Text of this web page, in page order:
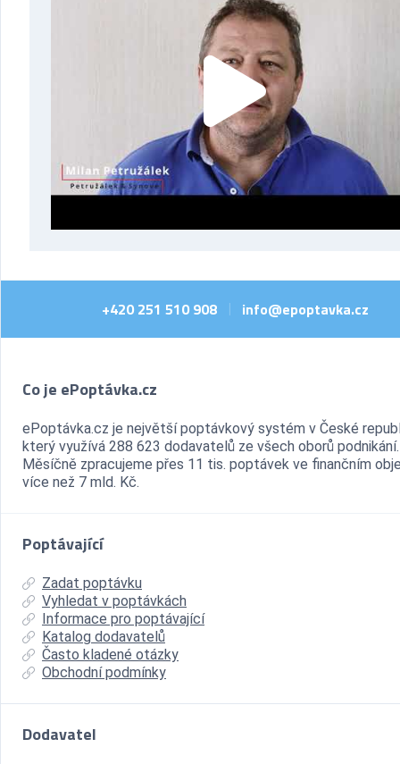
+420 251 510 908 info@epoptavka.cz
Co je ePoptávka.cz
ePoptávka.cz je největší poptávkový systém v České
který využívá 288 623 dodavatelů ze všech oborů podnikání.
Měsíčně zpracujeme přes 11 tis. poptávek ve finančním
více než 7 mld. Kč.
Poptávající
Zadat poptávku
Vyhledat v poptávkách
Informace pro poptávající
Katalog dodavatelů
Často kladené otázky
Obchodní podmínky
Dodavatel